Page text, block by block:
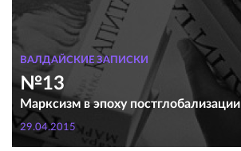
ВАЛДАЙСКИЕ ЗАПИСКИ
№13
Марксизм в эпоху постглобализации
29.04.2015